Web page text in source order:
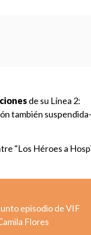
de su Línea 2:
también
"Los Héroes a
episodio de VIF
Flores